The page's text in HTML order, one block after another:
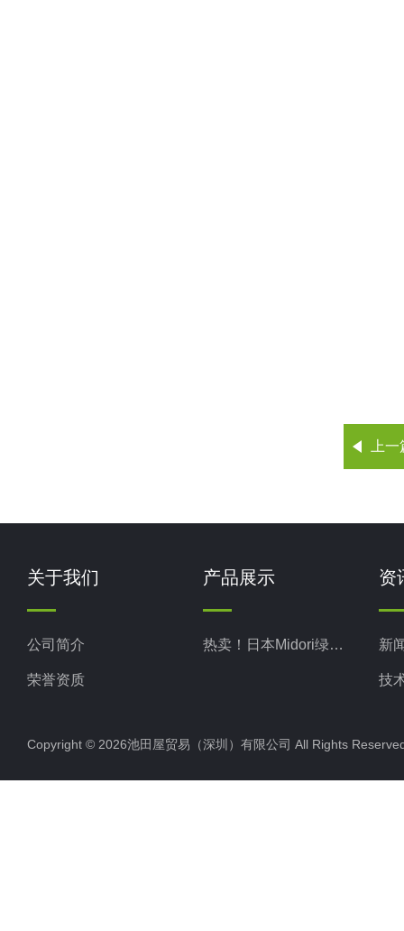
上
关于我们
公司简介
荣誉资质
产品展示
热卖！日本Midori绿测器
资
新
技
Copyright © 2026池田屋贸易（深圳）有限公司 All Rights